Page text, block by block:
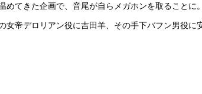
めてきた企画で、音尾が自らメガホンを取ること
女帝デロリアン役に吉田羊、その手下バフン男役